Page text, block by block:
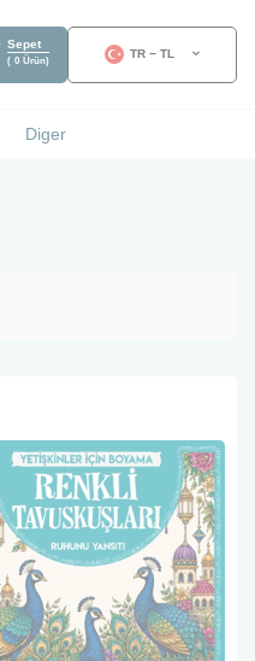
Sepet
( 0 Ürün)
TR − TL
Diger